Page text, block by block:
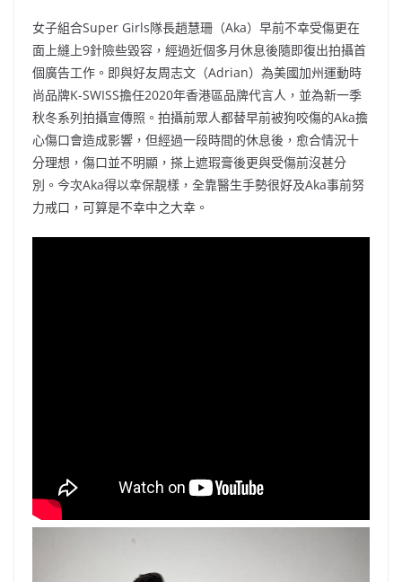
女子組合Super Girls隊長趙慧珊（Aka）早前不幸受傷更在
面上縫上9針險些毀容，經過近個多月休息後隨即復出拍攝首
個廣告工作。即與好友周志文（Adrian）為美國加州運動時
尚品牌K-SWISS擔任2020年香港區品牌代言人，並為新一季
秋冬系列拍攝宣傳照。拍攝前眾人都替早前被狗咬傷的Aka擔
心傷口會造成影響，但經過一段時間的休息後，愈合情況十
分理想，傷口並不明顯，搽上遮瑕膏後更與受傷前沒甚分
別。今次Aka得以幸保靚樣，全靠醫生手勢很好及Aka事前努
力戒口，可算是不幸中之大幸。